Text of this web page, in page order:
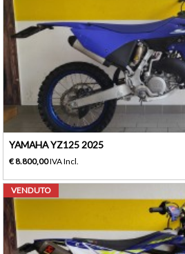
YAMAHA YZ125 2025
€ 8.800,00IVA Incl.
VENDUTO